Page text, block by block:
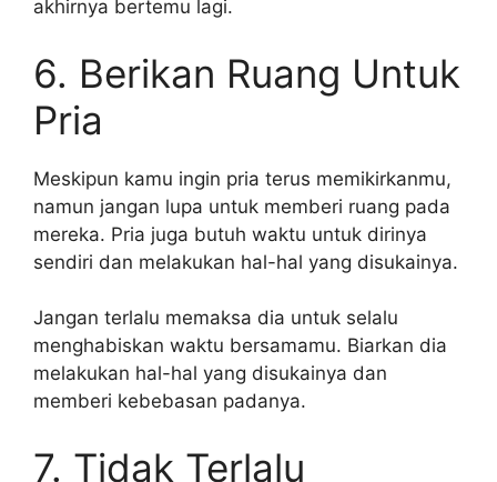
akhirnya bertemu lagi.
6. Berikan Ruang Untuk
Pria
Meskipun kamu ingin pria terus memikirkanmu,
namun jangan lupa untuk memberi ruang pada
mereka. Pria juga butuh waktu untuk dirinya
sendiri dan melakukan hal-hal yang disukainya.
Jangan terlalu memaksa dia untuk selalu
menghabiskan waktu bersamamu. Biarkan dia
melakukan hal-hal yang disukainya dan
memberi kebebasan padanya.
7. Tidak Terlalu